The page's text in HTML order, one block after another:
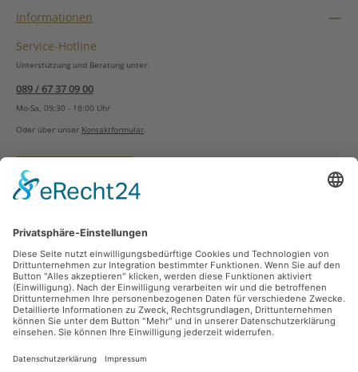
Informationen
Service-Hotline
Unterstützung und Beratung unter:
089 / 67 37 09 00
Mo-Sa, 09:30 - 18:00 Uhr
Oder über unser Kontaktformular.
Vertrag widerrufen
Zahlungsarten
Sicher Einkaufen
Ladengeschäft
Newsletter